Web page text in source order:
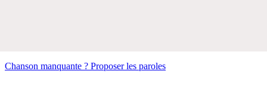
Chanson manquante ? Proposer les paroles